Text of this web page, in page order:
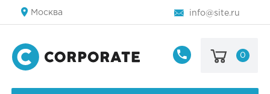
Москва info@site.ru
8
123-
0